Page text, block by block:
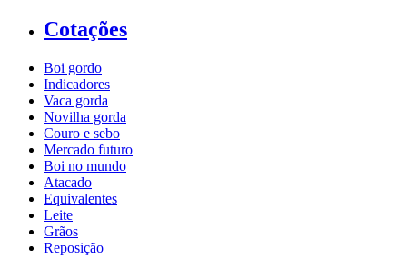
Cotações
Boi gordo
Indicadores
Vaca gorda
Novilha gorda
Couro e sebo
Mercado futuro
Boi no mundo
Atacado
Equivalentes
Leite
Grãos
Reposição